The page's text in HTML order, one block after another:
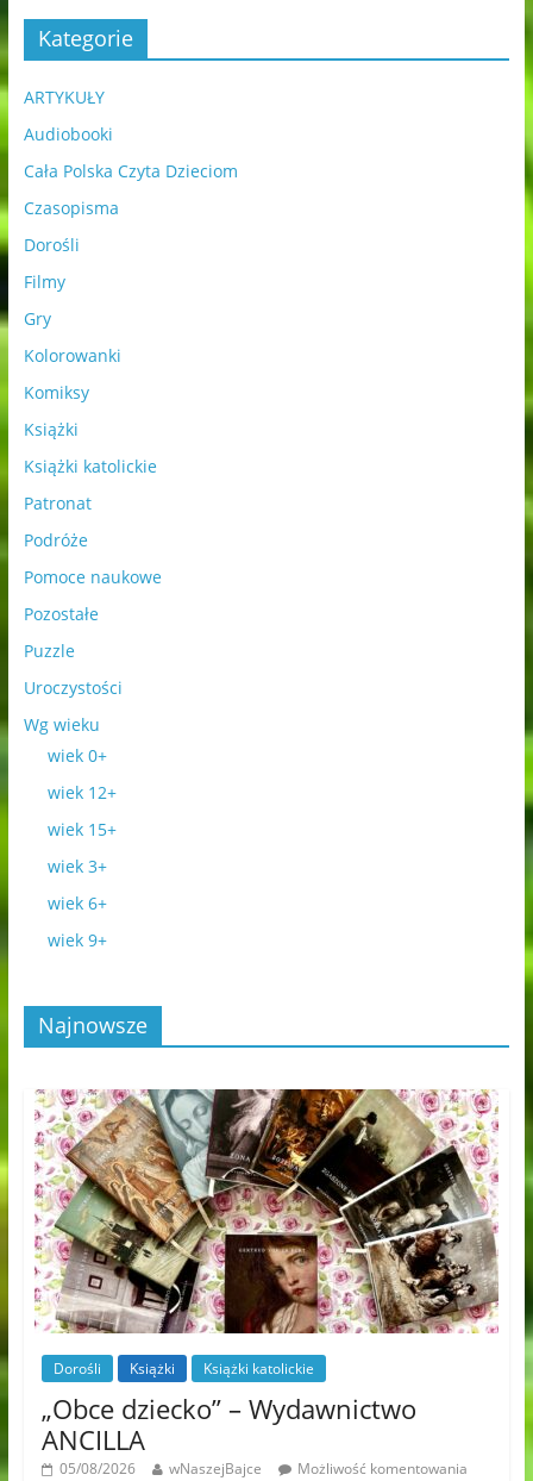
Kategorie
ARTYKUŁY
Audiobooki
Cała Polska Czyta Dzieciom
Czasopisma
Dorośli
Filmy
Gry
Kolorowanki
Komiksy
Książki
Książki katolickie
Patronat
Podróże
Pomoce naukowe
Pozostałe
Puzzle
Uroczystości
Wg wieku
wiek 0+
wiek 12+
wiek 15+
wiek 3+
wiek 6+
wiek 9+
Najnowsze
Dorośli Książki Książki katolickie
„Obce dziecko” – Wydawnictwo
ANCILLA
05/08/2026 wNaszejBajce
Możliwość komentowania